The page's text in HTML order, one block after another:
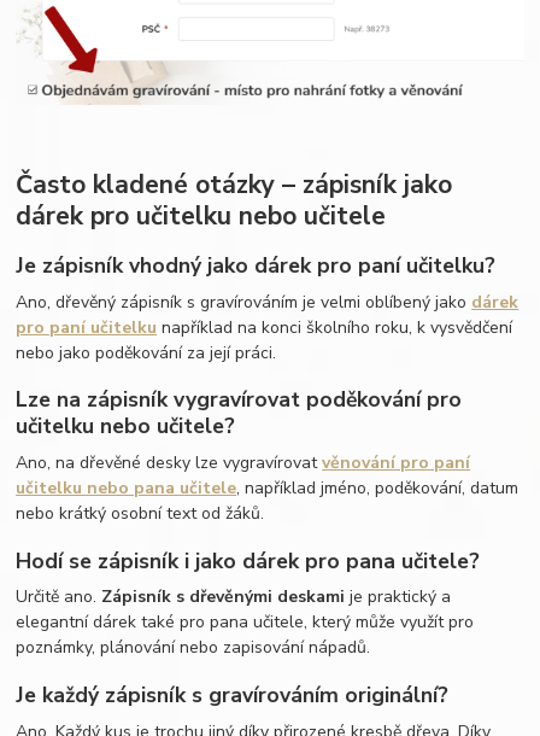
Často kladené otázky – zápisník jako
dárek pro učitelku nebo učitele
Je zápisník vhodný jako dárek pro paní učitelku?
Ano, dřevěný zápisník s gravírováním je velmi oblíbený jako dárek
pro paní učitelku například na konci školního roku, k vysvědčení
nebo jako poděkování za její práci.
Lze na zápisník vygravírovat poděkování pro
učitelku nebo učitele?
Ano, na dřevěné desky lze vygravírovatvěnování pro paní
učitelku nebo pana učitele, například jméno, poděkování, datum
nebo krátký osobní text od žáků.
Hodí se zápisník i jako dárek pro pana učitele?
Určitě ano. Zápisník s dřevěnými deskami je praktický a
elegantní dárek také pro pana učitele, který může využít pro
poznámky, plánování nebo zapisování nápadů.
Je každý zápisník s gravírováním originální?
Ano. Každý kus je trochu jiný díky přirozené kresbě dřeva. Díky